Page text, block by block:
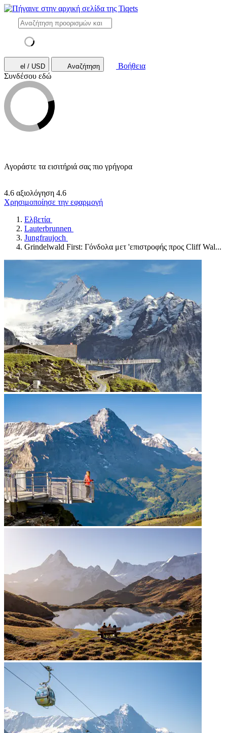
el / USD Αναζήτηση
Βοήθεια
Συνδέσου εδώ
Αγοράστε τα εισιτήριά σας πιο γρήγορα
4.6 αξιολόγηση 4.6
Χρησιμοποίησε την εφαρμογή
Ελβετία
Lauterbrunnen
Jungfraujoch
Grindelwald First: Γόνδολα μετ 'επιστροφής προς Cliff Wal...